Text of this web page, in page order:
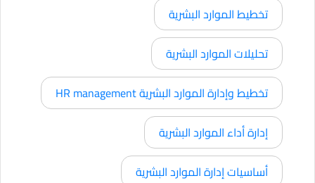
تخطيط الموارد البشرية
تحليلات الموارد البشرية
تخطيط وإدارة الموارد البشرية HR management
إدارة أداء الموارد البشرية
أساسيات إدارة الموارد البشرية